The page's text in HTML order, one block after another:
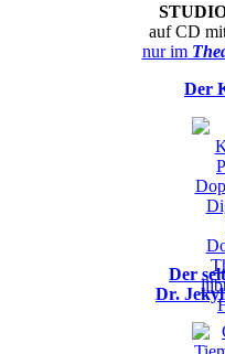
auf CD
nur im
Der
Der
Dr.